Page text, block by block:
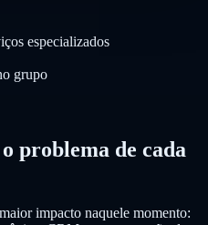
especializados
grupo
problema de cada
impacto naquele momento: